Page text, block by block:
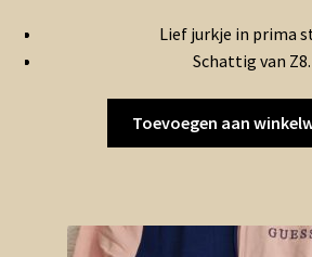
Lief jurkje in prima
Schattig van Z8.
Toevoegen aan